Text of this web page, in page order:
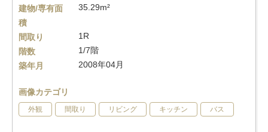
建物/専有面
積
35.29m²
間取り
1R
階数
1/7階
築年月
2008年04月
画像カテゴリ
外観 間取り リビング キッチン バス